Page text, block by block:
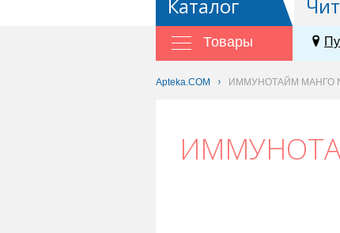
Каталог
Товары
Apteka.COM ИММУНОТАЙМ МАНГО